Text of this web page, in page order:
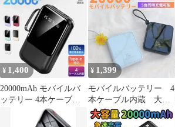
電
¥ 1,400
20000mAh モバイルバ
ッテリー 4本ケーブル
内蔵 小型 軽量 ベージ
¥ 1,399
モバイルバッテリー 4
本ケーブル内蔵 大容
量 小型 軽量
iPhone対応15/16/17対応